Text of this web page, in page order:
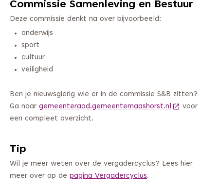
Commissie Samenleving en Bestuur
Deze commissie denkt na over bijvoorbeeld:
onderwijs
sport
cultuur
veiligheid
Ben je nieuwsgierig wie er in de commissie S&B zitten?
Ga naar gemeenteraad.gemeentemaashorst.nl (Deze link
voor
een compleet overzicht.
Tip
Wil je meer weten over de vergadercyclus? Lees hier
meer over op de pagina Vergadercyclus.